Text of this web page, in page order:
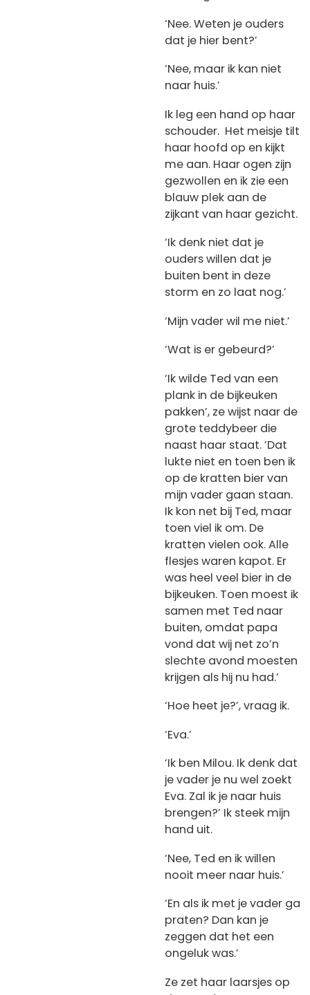
‘Nee. Weten je ouders
dat je hier bent?’
‘Nee, maar ik kan niet
naar huis.’
Ik leg een hand op haar
schouder. Het meisje tilt
haar hoofd op en kijkt
me aan. Haar ogen zijn
gezwollen en ik zie een
blauw plek aan de
zijkant van haar gezicht.
‘Ik denk niet dat je
ouders willen dat je
buiten bent in deze
storm en zo laat nog.’
‘Mijn vader wil me niet.’
‘Wat is er gebeurd?’
‘Ik wilde Ted van een
plank in de bijkeuken
pakken’, ze wijst naar de
grote teddybeer die
naast haar staat. ‘Dat
lukte niet en toen ben ik
op de kratten bier van
mijn vader gaan staan.
Ik kon net bij Ted, maar
toen viel ik om. De
kratten vielen ook. Alle
flesjes waren kapot. Er
was heel veel bier in de
bijkeuken. Toen moest ik
samen met Ted naar
buiten, omdat papa
vond dat wij net zo’n
slechte avond moesten
krijgen als hij nu had.’
‘Hoe heet je?’, vraag ik.
‘Eva.’
‘Ik ben Milou. Ik denk dat
je vader je nu wel zoekt
Eva. Zal ik je naar huis
brengen?’ Ik steek mijn
hand uit.
‘Nee, Ted en ik willen
nooit meer naar huis.’
‘En als ik met je vader ga
praten? Dan kan je
zeggen dat het een
ongeluk was.’
Ze zet haar laarsjes op